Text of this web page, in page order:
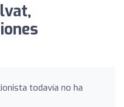
todavía no ha